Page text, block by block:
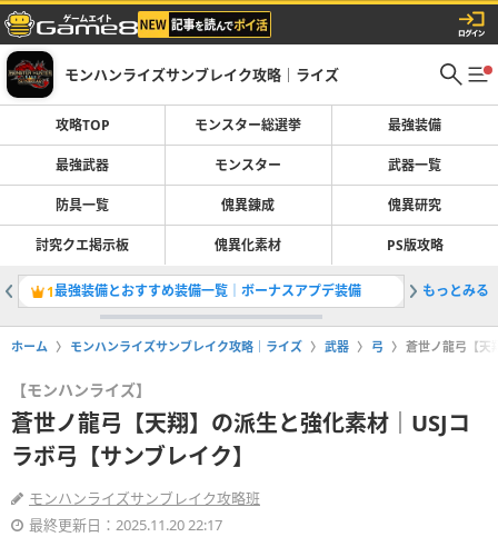
モンハンライズサンブレイク攻略｜ライズ
攻略TOP モンスター総選挙 最強装備
最強武器 モンスター 武器一覧
防具一覧 傀異錬成 傀異研究
討究クエ掲示板 傀異化素材 PS版攻略
1最強装備とおすすめ装備一覧｜ボーナスアプデ装備 2ヘビィ
もっとみる
ホーム モンハンライズサンブレイク攻略｜ライズ 武器 弓 蒼世ノ龍弓【天
【モンハンライズ】
蒼世ノ龍弓【天翔】の派生と強化素材｜USJコ
ラボ弓【サンブレイク】
モンハンライズサンブレイク攻略班
最終更新日：2025.11.20 22:17